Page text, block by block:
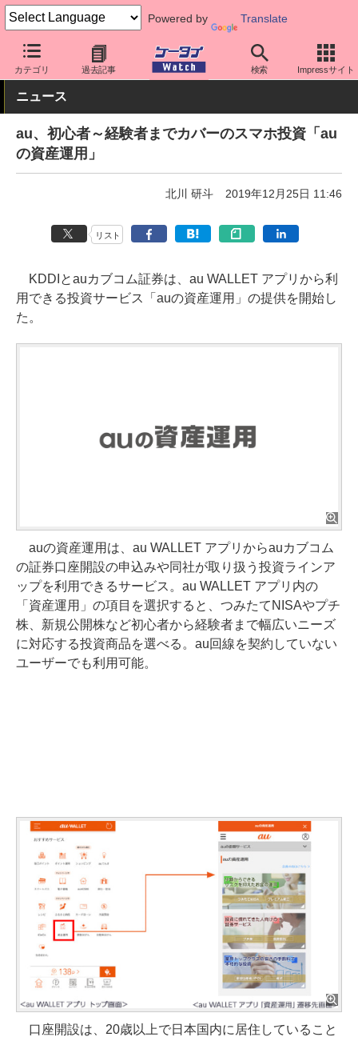
Powered by Translate
カテゴリ 過去記事 検索 Impressサイト
ケータイ Watch キャリア au アプリ・サービス
ニュース
au、初心者～経験者までカバーのスマホ投資「au
の資産運用」
北川 研斗 2019年12月25日 11:46
リスト
KDDIとauカブコム証券は、au WALLET アプリから利
用できる投資サービス「auの資産運用」の提供を開始し
た。
auの資産運用は、au WALLET アプリからauカブコム
の証券口座開設の申込みや同社が取り扱う投資ラインア
ップを利用できるサービス。au WALLET アプリ内の
「資産運用」の項目を選択すると、つみたてNISAやプチ
株、新規公開株など初心者から経験者まで幅広いニーズ
に対応する投資商品を選べる。au回線を契約していない
ユーザーでも利用可能。
口座開設は、20歳以上で日本国内に居住していること